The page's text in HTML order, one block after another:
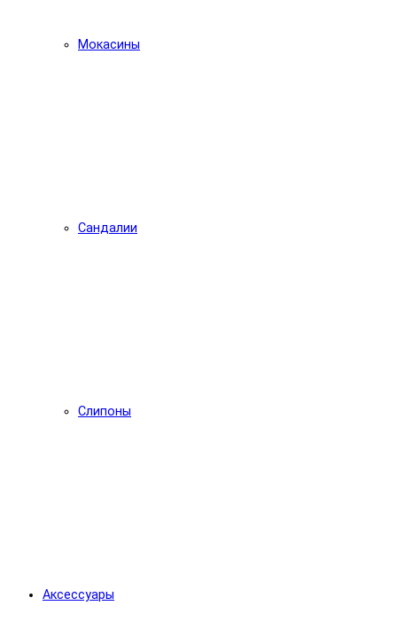
Мокасины
Сандалии
Слипоны
Аксессуары